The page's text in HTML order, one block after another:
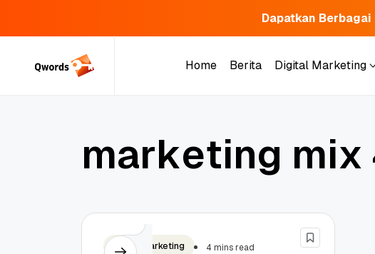
Dapatkan
Home
Berita
Digital Marketing
marketing mix
Digital Marketing 4 mins read